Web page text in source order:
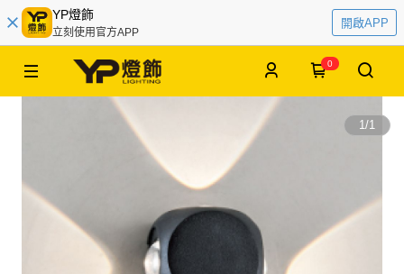
YP燈飾
立刻使用官方APP
開啟APP
0
1/1